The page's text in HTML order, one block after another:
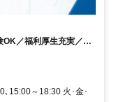
／福利厚生充実／実
､15:00～18:30 火･金･